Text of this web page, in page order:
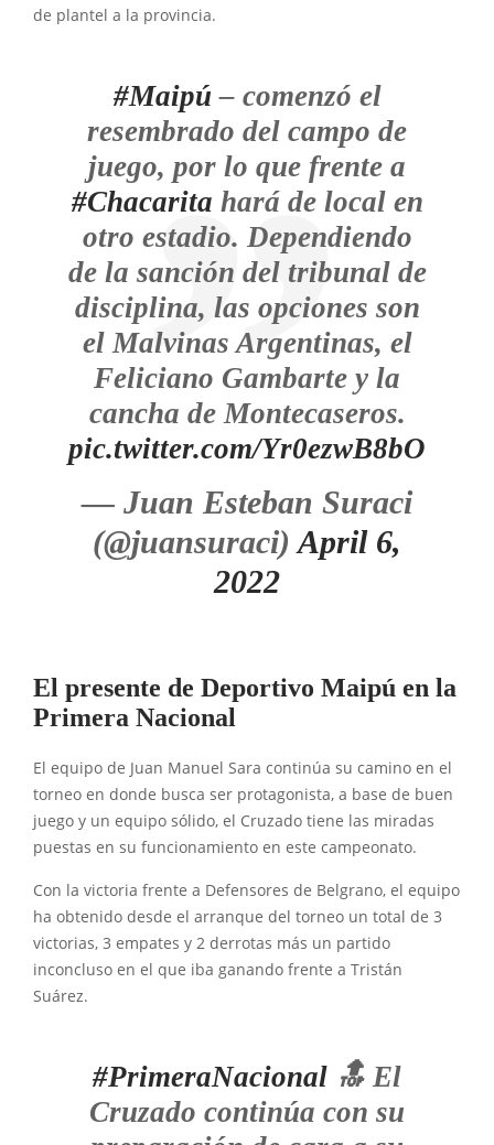
de plantel a la provincia.
#Maipú – comenzó el
resembrado del campo de
juego, por lo que frente a
#Chacarita hará de local en
otro estadio. Dependiendo
de la sanción del tribunal de
disciplina, las opciones son
el Malvinas Argentinas, el
Feliciano Gambarte y la
cancha de Montecaseros.
pic.twitter.com/Yr0ezwB8bO
— Juan Esteban Suraci
(@juansuraci)April 6,
2022
El presente de Deportivo Maipú en la
Primera Nacional
El equipo de Juan Manuel Sara continúa su camino en el
torneo en donde busca ser protagonista, a base de buen
juego y un equipo sólido, el Cruzado tiene las miradas
puestas en su funcionamiento en este campeonato.
Con la victoria frente a Defensores de Belgrano, el equipo
ha obtenido desde el arranque del torneo un total de 3
victorias, 3 empates y 2 derrotas más un partido
inconcluso en el que iba ganando frente a Tristán
Suárez.
#PrimeraNacional 🔝 El
Cruzado continúa con su